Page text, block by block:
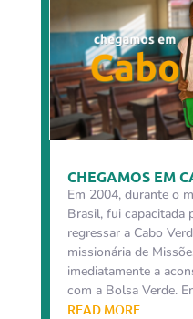
CHEGAMOS EM
Em 2004, durante o
Brasil, fui capacitada
regressar a Cabo
missionária de
imediatamente a
com a Bolsa Verde.
READ MORE